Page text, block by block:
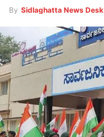
By Sidlaghatta News Desk